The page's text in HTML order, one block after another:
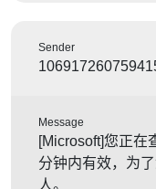
Sender
Message
[Microsoft]您正在
分钟内有效，为
人。